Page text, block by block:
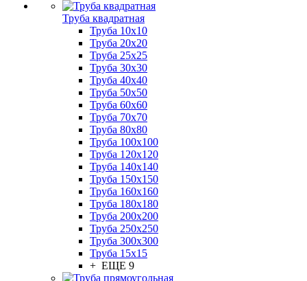
Труба квадратная
Труба 10x10
Труба 20x20
Труба 25x25
Труба 30x30
Труба 40x40
Труба 50x50
Труба 60x60
Труба 70x70
Труба 80x80
Труба 100x100
Труба 120x120
Труба 140x140
Труба 150x150
Труба 160x160
Труба 180x180
Труба 200x200
Труба 250x250
Труба 300x300
Труба 15x15
+ ЕЩЕ 9